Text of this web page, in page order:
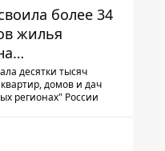
более 34
жилья
-
десятки тысяч
домов и дач
регионах" России